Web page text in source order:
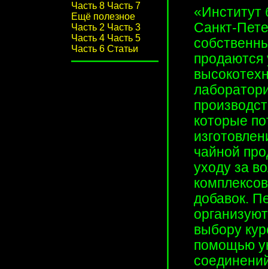
Часть 8 Часть 7
Ещё полезное
Часть 2 Часть 3
Часть 4 Часть 5
Часть 6 Статьи
«Институт
Санкт-
продаются
которые
чайной
уходу за
добавок.
выбору
помощью